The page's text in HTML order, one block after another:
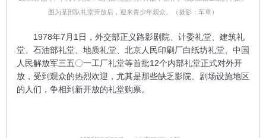
图为某部队礼堂开放后，迎来青少年观众。（摄影：车章）
1978年7月1日，外交部正义路影剧院、计委礼堂、建筑礼
堂、石油部礼堂、地质礼堂、北京人民印刷厂白纸坊礼堂、中国
人民解放军三五〇一工厂礼堂等首批12个内部礼堂正式对外开
放，受到观众的热烈欢迎，尤其是那些缺乏影院、剧场设施地区
的人们，争相到新开放的礼堂购票。